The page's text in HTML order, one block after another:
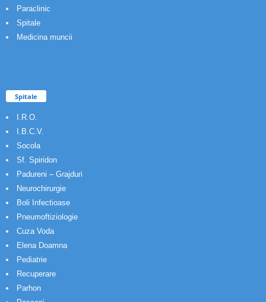
Paraclinic
Spitale
Medicina muncii
Spitale
I.R.O.
I.B.C.V.
Socola
Sf. Spiridon
Padureni – Grajduri
Neurochirurgie
Boli Infectioase
Pneumoftiziologie
Cuza Voda
Elena Doamna
Pediatrie
Recuperare
Parhon